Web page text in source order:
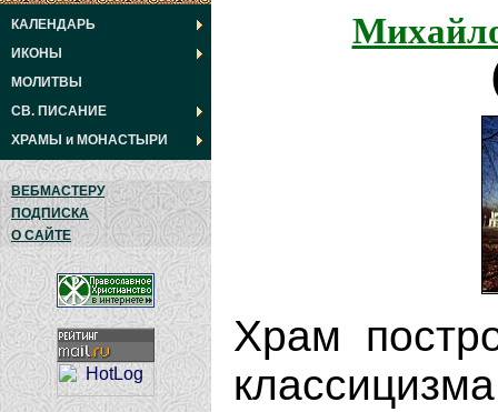
КАЛЕНДАРЬ
ИКОНЫ
МОЛИТВЫ
СВ. ПИСАНИЕ
ХРАМЫ и МОНАСТЫРИ
ВЕБМАСТЕРУ
ПОДПИСКА
О САЙТЕ
Храм